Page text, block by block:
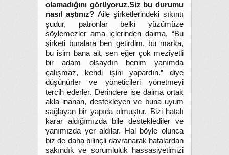
olamadığını görüyoruz.Siz bu durumu
nasıl aştınız? Aile şirketlerindeki sıkıntı
şudur, patronlar belki yüzümüze
söylemezler ama içlerinden daima, “Bu
şirketi buralara ben getirdim, bu marka,
bu isim bana ait, sen eğer çok meziyetli
bir adam olsaydın benim yanımda
çalışmaz, kendi işini yapardın.” diye
düşünürler ve yöneticileri yönetmeyi
tercih ederler. Derindere ise daima ortak
akla inanan, destekleyen ve buna uyum
sağlayan bir yapıda olmuştur. Bizi hatalı
karar aldığımızda bile desteklediler ve
yanımızda yer aldılar. Hal böyle olunca
biz de daha bilinçli davranarak hatalardan
sakındık ve sorumluluk hassasiyetimizi